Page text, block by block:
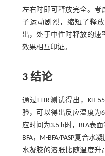
左右时即可释放完全。考
子运动剧烈，缩短了释
出，处于中性时释放的速
效果相互印证。
3 结论
通过FTIR测试得出，KH-
验，可以得出反应温度为
应时间为3.5 h时，BFA表
BFA，M-BFA/PASP复合水
水凝胶的溶胀比随温度升